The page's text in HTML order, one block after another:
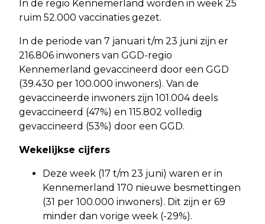
In de regio Kennemerland worden in week 25
ruim 52.000 vaccinaties gezet.
In de periode van 7 januari t/m 23 juni zijn er
216.806 inwoners van GGD-regio
Kennemerland gevaccineerd door een GGD
(39.430 per 100.000 inwoners). Van de
gevaccineerde inwoners zijn 101.004 deels
gevaccineerd (47%) en 115.802 volledig
gevaccineerd (53%) door een GGD.
Wekelijkse cijfers
Deze week (17 t/m 23 juni) waren er in
Kennemerland 170 nieuwe besmettingen
(31 per 100.000 inwoners). Dit zijn er 69
minder dan vorige week (-29%).